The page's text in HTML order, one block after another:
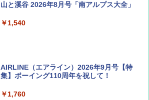
山と溪谷 2026年8月号「南アルプス大全」
￥1,540
AIRLINE（エアライン）2026年9月号【特
集】ボーイング110周年を祝して！
￥1,760